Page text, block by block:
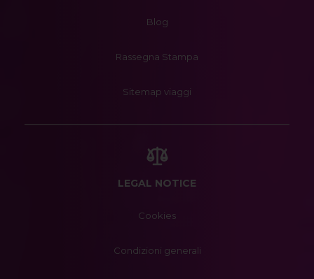
Blog
Rassegna Stampa
Sitemap viaggi
LEGAL NOTICE
Cookies
Condizioni generali